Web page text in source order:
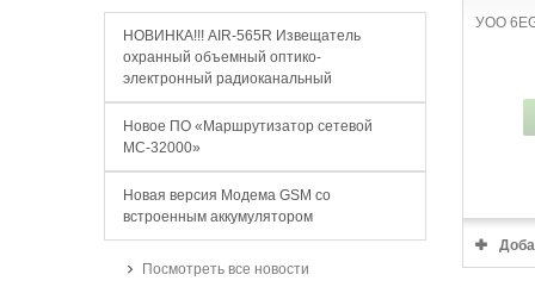
НОВИНКА!!! AIR-565R Извещатель
охранный объемный оптико-
электронный радиоканальный
Новое ПО «Маршрутизатор сетевой
МС-32000»
Новая версия Модема GSM со
встроенным аккумулятором
Посмотреть все новости
УОО